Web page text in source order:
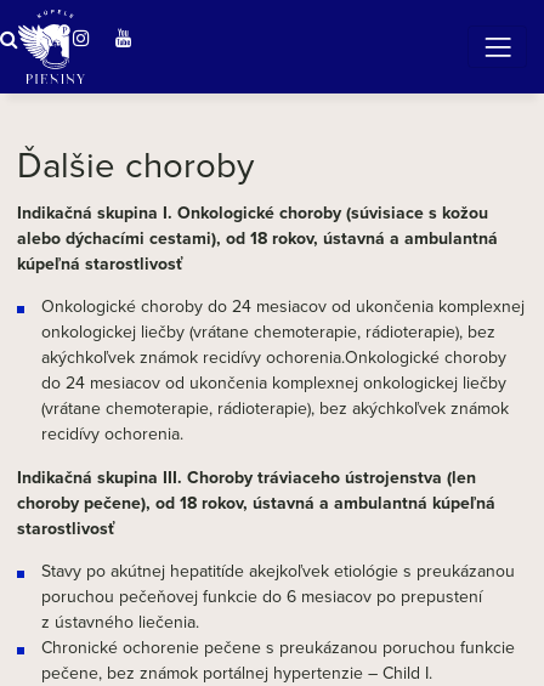
Ďalšie choroby
Indikačná skupina I. Onkologické choroby (súvisiace s kožou
alebo dýchacími cestami), od 18 rokov, ústavná a ambulantná
kúpeľná starostlivosť
Onkologické choroby do 24 mesiacov od ukončenia komplexnej
onkologickej liečby (vrátane chemoterapie, rádioterapie), bez
akýchkoľvek známok recidívy ochorenia.Onkologické choroby
do 24 mesiacov od ukončenia komplexnej onkologickej liečby
(vrátane chemoterapie, rádioterapie), bez akýchkoľvek známok
recidívy ochorenia.
Indikačná skupina III. Choroby tráviaceho ústrojenstva (len
choroby pečene), od 18 rokov, ústavná a ambulantná kúpeľná
starostlivosť
Stavy po akútnej hepatitíde akejkoľvek etiológie s preukázanou
poruchou pečeňovej funkcie do 6 mesiacov po prepustení
z ústavného liečenia.
Chronické ochorenie pečene s preukázanou poruchou funkcie
pečene, bez známok portálnej hypertenzie – Child I.